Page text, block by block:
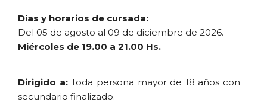
Días y horarios de cursada:
Del 05 de agosto al 09 de diciembre de 2026.
Miércoles de 19.00 a 21.00 Hs.
Dirigido a:Toda persona mayor de 18 años con
secundario finalizado.